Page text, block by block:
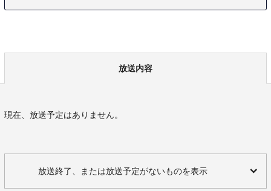
放送内容
現在、放送予定はありません。
放送終了、または放送予定がないものを表示